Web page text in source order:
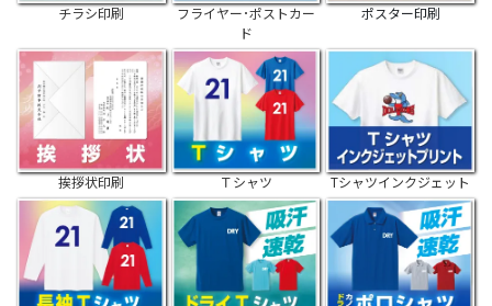
チラシ印刷
フライヤー･ポストカー
ド
ポスター印刷
挨拶状印刷 Ｔシャツ Tシャツインクジェット